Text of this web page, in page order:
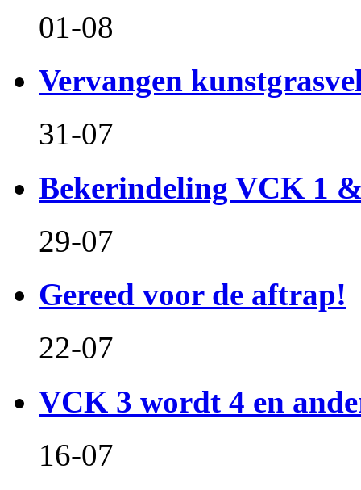
01-08
Vervangen
31-07
Bekerindeling VCK 1
29-07
Gereed voor de aftrap!
22-07
VCK 3 wordt 4 en
16-07